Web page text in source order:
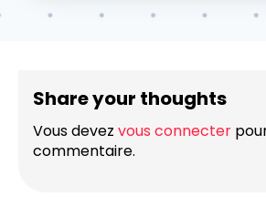
Share your thoughts
Vous devez vous connecter
commentaire.